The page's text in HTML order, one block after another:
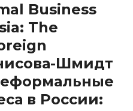
Business
The
Шмидт
в России: